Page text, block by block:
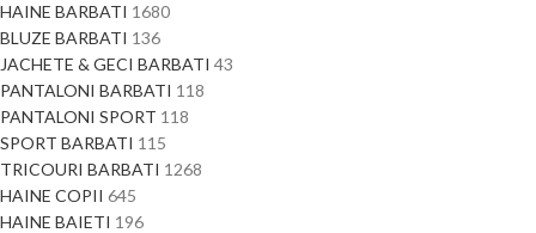
HAINE BARBATI 1680
BLUZE BARBATI 136
JACHETE & GECI BARBATI 43
PANTALONI BARBATI 118
PANTALONI SPORT 118
SPORT BARBATI 115
TRICOURI BARBATI 1268
HAINE COPII 645
HAINE BAIETI 196